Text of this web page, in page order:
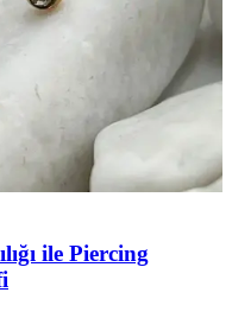
ile Piercing